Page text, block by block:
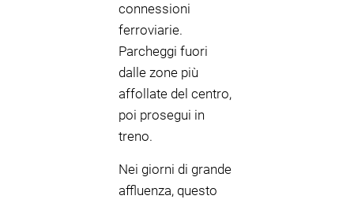
connessioni
ferroviarie.
Parcheggi fuori
dalle zone più
affollate del centro,
poi prosegui in
treno.
Nei giorni di grande
affluenza, questo